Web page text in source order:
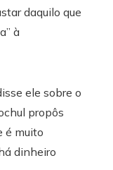
daquilo que
à
ele sobre o
propôs
é muito
dinheiro